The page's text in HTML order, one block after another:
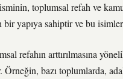
isminin, toplumsal refah ve
bir yapıya sahiptir ve bu
refahın arttırılmasına
Örneğin, bazı toplumlarda,